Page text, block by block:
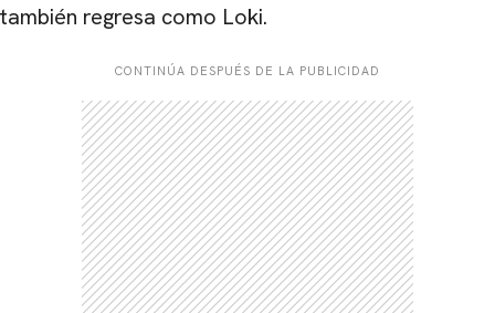
también regresa como Loki.
CONTINÚA DESPUÉS DE LA PUBLICIDAD
CARREGANDO PUBLICIDADE